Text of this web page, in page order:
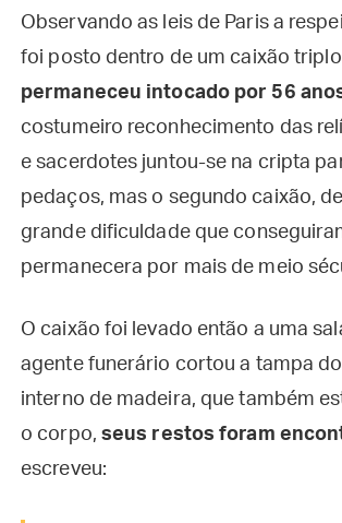
Observando as leis de Paris a
foi posto dentro de um caixão
permaneceu intocado por 56
costumeiro reconhecimento das
e sacerdotes juntou-se na cripta
pedaços, mas o segundo caixão,
grande dificuldade que
permanecera por mais de meio
O caixão foi levado então a uma
agente funerário cortou a tampa
interno de madeira, que também
o corpo, seus restos foram
escreveu: